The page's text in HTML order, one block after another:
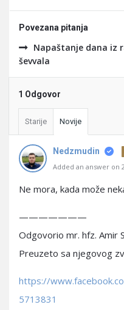
Povezana pitanja
Napaštanje dana iz
ševvala
1 Odgovor
Starije Novije
Nedzmudin
Added an answer on
Ne mora, kada može
———————
Odgovorio mr. hfz. Amir
Preuzeto sa njegovog
https://
5713831